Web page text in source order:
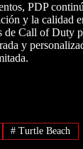
PDP
y la calidad
de Call of Duty
y
# Turtle Beach